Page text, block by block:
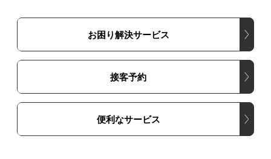
お困り解決サービス
接客予約
便利なサービス